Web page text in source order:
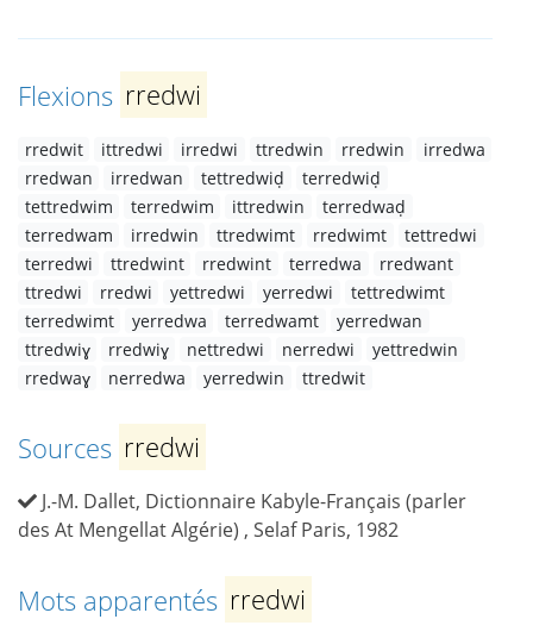
Flexions rredwi
rredwit ittredwi irredwi ttredwin rredwin
irredwa
rredwan
irredwan tettredwiḍ
terredwiḍ
tettredwim
terredwim ittredwin
terredwaḍ
terredwam
irredwin ttredwimt rredwimt
tettredwi
terredwi
ttredwint rredwint terredwa
rredwant
ttredwi
rredwi yettredwi yerredwi
tettredwimt
terredwimt
yerredwa terredwamt
yerredwan
ttredwiɣ
rredwiɣ nettredwi nerredwi
yettredwin
rredwaɣ
nerredwa yerredwin ttredwit
Sources rredwi
J.-M. Dallet, Dictionnaire Kabyle-Français (parler
des At Mengellat Algérie) , Selaf Paris, 1982
Mots apparentés rredwi